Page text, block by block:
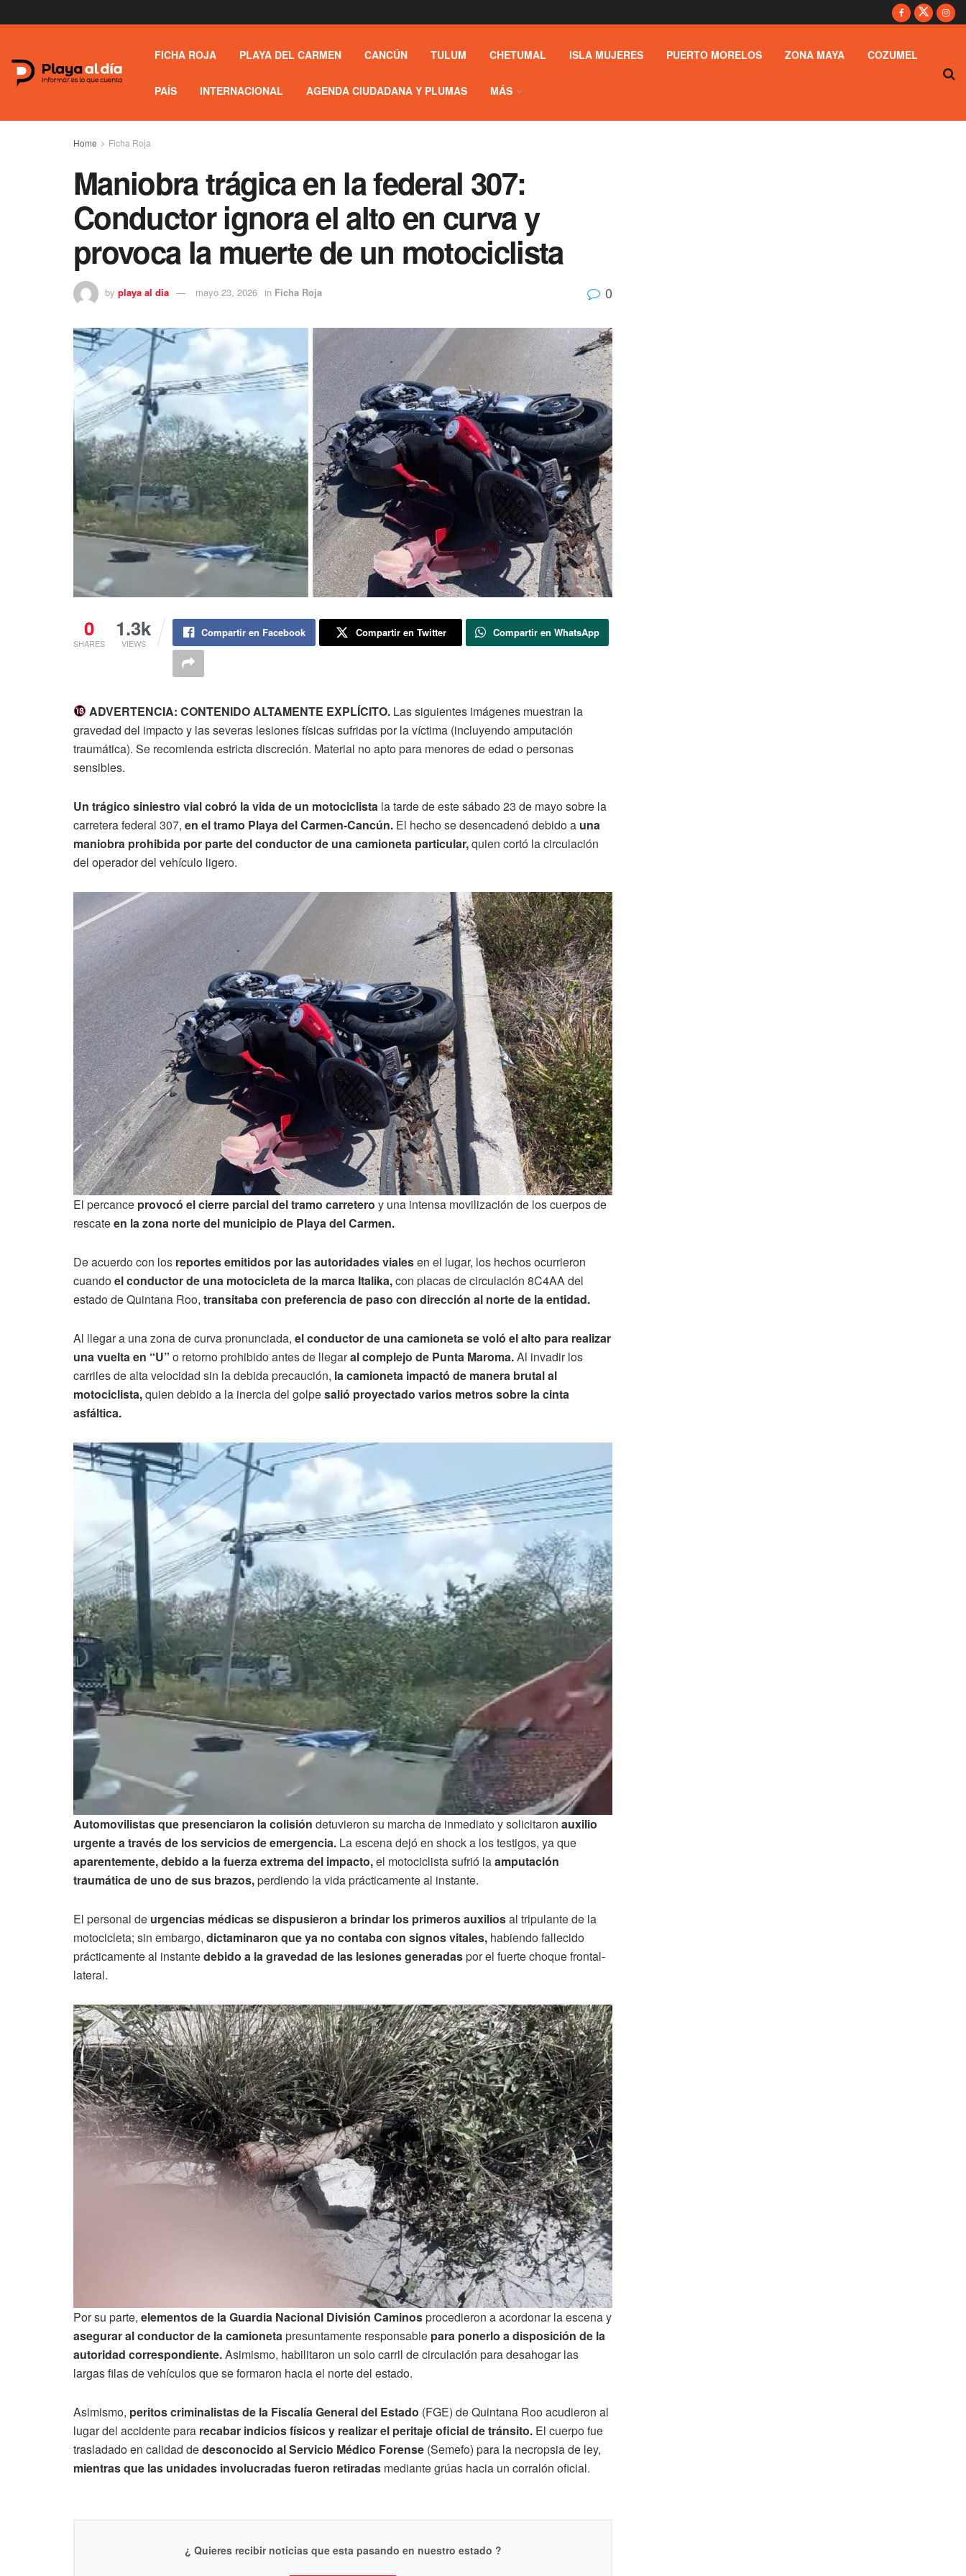
FICHA ROJA PLAYA DEL CARMEN CANCÚN TULUM CHETUMAL ISLA MUJERES PUERTO MORELOS ZONA MAYA COZUMEL
PAÍS INTERNACIONAL AGENDA CIUDADANA Y PLUMAS MÁS
Home Ficha Roja
Maniobra trágica en la federal 307:
Conductor ignora el alto en curva y
provoca la muerte de un motociclista
by playa al dia mayo 23, 2026 in Ficha Roja 0
0
SHARES
1.3k
VIEWS
Compartir en Facebook Compartir en Twitter Compartir en WhatsApp
ADVERTENCIA: CONTENIDO ALTAMENTE EXPLÍCITO. Las siguientes imágenes muestran la
gravedad del impacto y las severas lesiones físicas sufridas por la víctima (incluyendo amputación
traumática). Se recomienda estricta discreción. Material no apto para menores de edad o personas
sensibles.
Un trágico siniestro vial cobró la vida de un motociclista la tarde de este sábado 23 de mayo sobre la
carretera federal 307, en el tramo Playa del Carmen-Cancún. El hecho se desencadenó debido a una
maniobra prohibida por parte del conductor de una camioneta particular,quien cortó la circulación
del operador del vehículo ligero.
El percance provocó el cierre parcial del tramo carretero y una intensa movilización de los cuerpos de
rescateen la zona norte del municipio de Playa del Carmen.
De acuerdo con los reportes emitidos por las autoridades vialesen el lugar, los hechos ocurrieron
cuandoel conductor de una motocicleta de la marca Italika,con placas de circulación 8C4AA del
estado de Quintana Roo, transitaba con preferencia de paso con dirección al norte de la entidad.
Al llegar a una zona de curva pronunciada, el conductor de una camioneta se voló el alto para realizar
una vuelta en “U” o retorno prohibido antes de llegaral complejo de Punta Maroma.Al invadir los
carriles de alta velocidad sin la debida precaución, la camioneta impactó de manera brutal al
motociclista,quien debido a la inercia del golpesalió proyectado varios metros sobre la cinta
asfáltica.
Automovilistas que presenciaron la colisión detuvieron su marcha de inmediato y solicitaron auxilio
urgente a través de los servicios de emergencia. La escena dejó en shock a los testigos, ya que
aparentemente, debido a la fuerza extrema del impacto,el motociclista sufrió laamputación
traumática de uno de sus brazos,perdiendo la vida prácticamente al instante.
El personal de urgencias médicas se dispusieron a brindar los primeros auxiliosal tripulante de la
motocicleta; sin embargo, dictaminaron que ya no contaba con signos vitales, habiendo fallecido
prácticamente al instantedebido a la gravedad de las lesiones generadaspor el fuerte choque frontal-
lateral.
Por su parte, elementos de la Guardia Nacional División Caminosprocedieron a acordonar la escena y
asegurar al conductor de la camionetapresuntamente responsable para ponerlo a disposición de la
autoridad correspondiente.Asimismo, habilitaron un solo carril de circulación para desahogar las
largas filas de vehículos que se formaron hacia el norte del estado.
Asimismo, peritos criminalistas de la Fiscalía General del Estado (FGE) de Quintana Roo acudieron al
lugar del accidente para recabar indicios físicos y realizar el peritaje oficial de tránsito. El cuerpo fue
trasladado en calidad dedesconocido al Servicio Médico Forense (Semefo) para la necropsia de ley,
mientras que las unidades involucradas fueron retiradas mediante grúas hacia un corralón oficial.
¿ Quieres recibir noticias que esta pasando en nuestro estado ?